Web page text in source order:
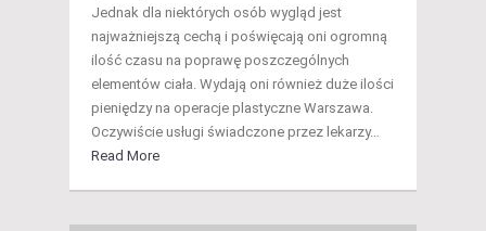
Jednak dla niektórych osób wygląd jest
najważniejszą cechą i poświęcają oni ogromną
ilość czasu na poprawę poszczególnych
elementów ciała. Wydają oni również duże ilości
pieniędzy na operacje plastyczne Warszawa.
Oczywiście usługi świadczone przez lekarzy…
Read More